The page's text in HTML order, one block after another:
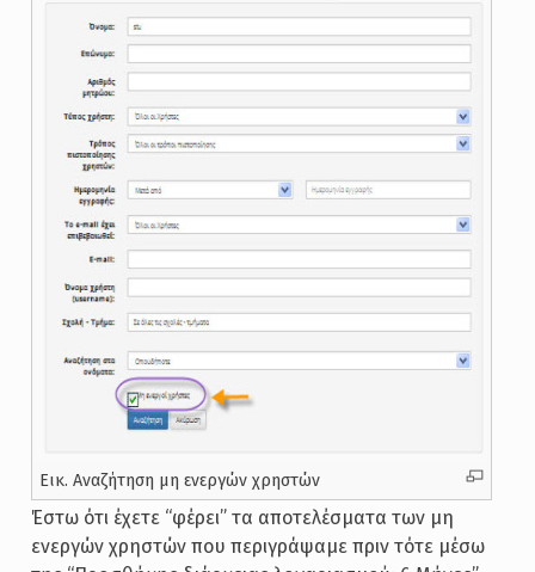
Εικ. Αναζήτηση μη ενεργών χρηστών
Έστω ότι έχετε “φέρει” τα αποτελέσματα των μη
ενεργών χρηστών που περιγράψαμε πριν τότε μέσω